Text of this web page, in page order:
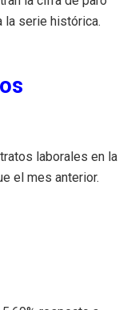
la serie histórica.
laborales en la
el mes anterior.